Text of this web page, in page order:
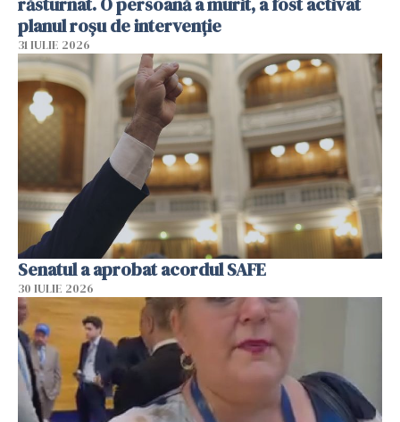
planul roșu de intervenție
31 IULIE 2026
Senatul a aprobat acordul SAFE
30 IULIE 2026